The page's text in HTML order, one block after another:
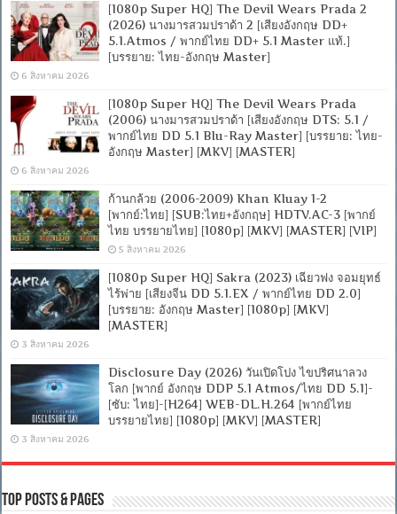
[1080p Super HQ] The Devil Wears Prada 2
(2026) นางมารสวมปราด้า 2 [เสียงอังกฤษ DD+
5.1.Atmos / พากย์ไทย DD+ 5.1 Master แท้.]
[บรรยาย: ไทย-อังกฤษ Master]
6 สิงหาคม 2026
[1080p Super HQ] The Devil Wears Prada
(2006) นางมารสวมปราด้า [เสียงอังกฤษ DTS: 5.1 /
พากย์ไทย DD 5.1 Blu-Ray Master] [บรรยาย: ไทย-
อังกฤษ Master] [MKV] [MASTER]
6 สิงหาคม 2026
ก้านกล้วย (2006-2009) Khan Kluay 1-2
[พากย์:ไทย] [SUB:ไทย+อังกฤษ] HDTV.AC-3 [พากย์
ไทย บรรยายไทย] [1080p] [MKV] [MASTER] [VIP]
5 สิงหาคม 2026
[1080p Super HQ] Sakra (2023) เฉียวฟง จอมยุทธ์
ไร้พ่าย [เสียงจีน DD 5.1.EX / พากย์ไทย DD 2.0]
[บรรยาย: อังกฤษ Master] [1080p] [MKV]
[MASTER]
3 สิงหาคม 2026
Disclosure Day (2026) วันเปิดโปง ไขปริศนาลวง
โลก [พากย์ อังกฤษ DDP 5.1 Atmos/ไทย DD 5.1]-
[ซับ: ไทย]-[H264] WEB-DL.H.264 [พากย์ไทย
บรรยายไทย] [1080p] [MKV] [MASTER]
3 สิงหาคม 2026
Top Posts & Pages